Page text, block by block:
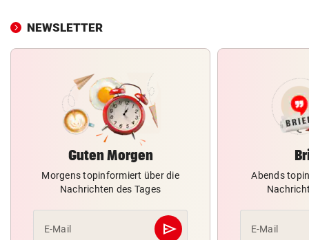
NEWSLETTER
Guten Morgen
Morgens topinformiert über die
Nachrichten des Tages
E-Mail send
Abschicken
Abends
E-Mail